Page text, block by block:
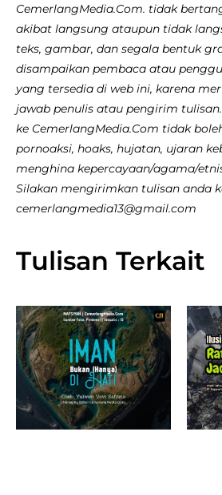
CemerlangMedia.Com. tidak
akibat langsung ataupun tidak
teks, gambar, dan segala bentuk
disampaikan pembaca atau
yang tersedia di web ini, karena
jawab penulis atau pengirim
ke CemerlangMedia.Com tidak
pornoaksi, hoaks, hujatan, ujaran
menghina kepercayaan/agama/
Silakan mengirimkan tulisan anda
cemerlangmedia13@gmail.com
Tulisan Terkait